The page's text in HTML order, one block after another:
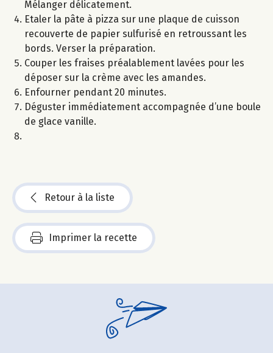
Mélanger délicatement.
Etaler la pâte à pizza sur une plaque de cuisson
recouverte de papier sulfurisé en retroussant les
bords. Verser la préparation.
Couper les fraises préalablement lavées pour les
déposer sur la crème avec les amandes.
Enfourner pendant 20 minutes.
Déguster immédiatement accompagnée d’une boule
de glace vanille.
Retour à la liste
Imprimer la recette